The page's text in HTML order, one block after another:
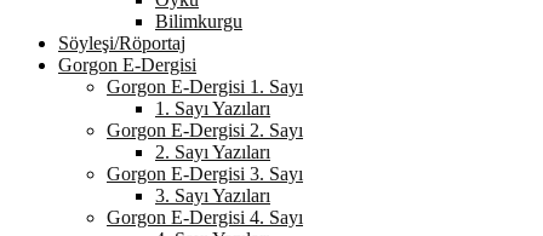
Bilimkurgu
Söyleşi/Röportaj
Gorgon E-Dergisi
Gorgon E-Dergisi 1. Sayı
1. Sayı Yazıları
Gorgon E-Dergisi 2. Sayı
2. Sayı Yazıları
Gorgon E-Dergisi 3. Sayı
3. Sayı Yazıları
Gorgon E-Dergisi 4. Sayı